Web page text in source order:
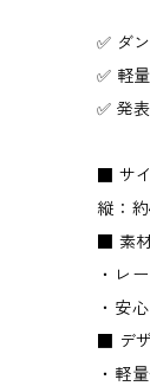
✅ ダ
✅ 軽
✅ 発
■ サ
縦：
■ 素
・レ
・安
■ デ
・軽